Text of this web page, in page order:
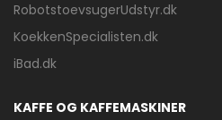
RobotstoevsugerUdstyr.dk
KoekkenSpecialisten.dk
iBad.dk
KAFFE OG KAFFEMASKINER